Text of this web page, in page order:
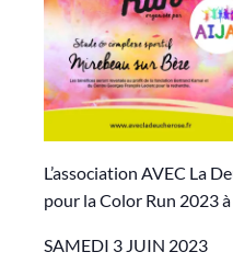
L’association AVEC La
pour la Color Run 2023
SAMEDI 3 JUIN 2023